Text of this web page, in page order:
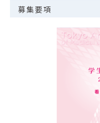
募集要項